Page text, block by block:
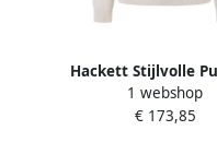
Hackett Stijlvolle
Sweater Beige
1 webshop
€ 173,85